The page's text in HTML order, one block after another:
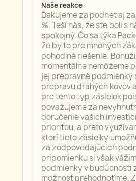
Naše reakce
Ďakujeme za podnet aj
%. Teší nás, že ste boli s
spokojný. Čo sa týka
že by to pre mnohých
pohodlné riešenie.
momentálne nemôžeme
jej prepravné podmienky
prepravu drahých kovov
pre tento typ zásielok
považujeme za
doručenie vašich
prioritou, a preto
ktorí tieto zásielky
za zodpovedajúcich
pripomienku si však
podmienky v budúcnosti
možnosť prehodnotíme.